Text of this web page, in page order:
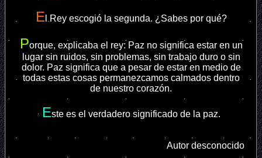
E l Rey escogió la segunda. ¿Sabes por qué?
Porque, explicaba el rey: Paz no significa estar en un
lugar sin ruidos, sin problemas, sin trabajo duro o sin
dolor. Paz significa que a pesar de estar en medio de
todas estas cosas permanezcamos calmados dentro
de nuestro corazón.
Este es el verdadero significado de la paz.
Autor desconocido